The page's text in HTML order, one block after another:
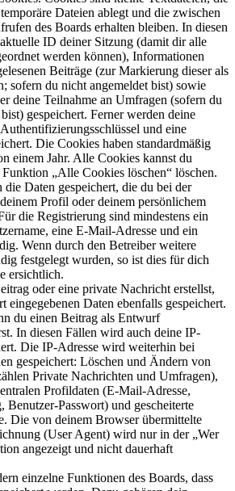
Dateien ablegt und die zwischen
des Boards erhalten bleiben. In diesen
ID deiner Sitzung (damit dir alle
werden können), Informationen
Beiträge (zur Markierung dieser als
sofern du nicht angemeldet bist) sowie
deine Teilnahme an Umfragen (sofern du
gespeichert. Ferner werden deine
und eine
Die Cookies haben standardmäßig
einem Jahr. Alle Cookies kannst du
„Alle Cookies löschen“ löschen.
die Daten gespeichert, die du bei der
Profil oder deinem persönlichem
die Registrierung sind mindestens ein
eine E-Mail-Adresse und ein
Wenn durch den Betreiber weitere
festgelegt wurden, so ist dies für dich
ersichtlich.
oder eine private Nachricht erstellst,
eingegebenen Daten ebenfalls gespeichert.
du einen Beitrag als Entwurf
In diesen Fällen wird auch deine IP-
Die IP-Adresse wird weiterhin bei
gespeichert: Löschen und Ändern von
Private Nachrichten und Umfragen),
Profildaten (E-Mail-Adresse,
Passwort) und gescheiterte
Die von deinem Browser übermittelte
(User Agent) wird nur in der „Wer
angezeigt und nicht dauerhaft
einzelne Funktionen des Boards, dass